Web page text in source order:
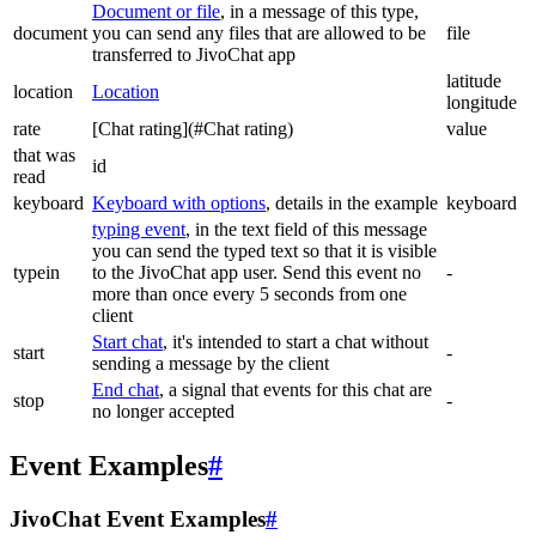
document
Document or file, in a message of this type,
you can send any files that are allowed to be
transferred to JivoChat app
file
location Location
latitude
longitude
rate
[Chat rating](#Chat rating)
value
that was
read
id
keyboard Keyboard with options, details in the example keyboard
typein
typing event, in the text field of this message
you can send the typed text so that it is visible
to the JivoChat app user. Send this event no
more than once every 5 seconds from one
client
-
start
Start chat, it's intended to start a chat without
sending a message by the client
-
stop
End chat, a signal that events for this chat are
no longer accepted
-
Event Examples#
JivoChat Event Examples#